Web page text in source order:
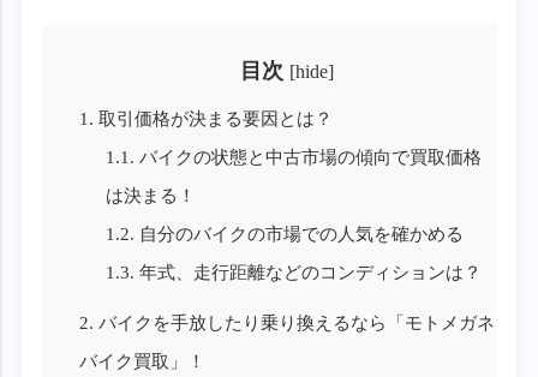
目次 [hide]
1. 取引価格が決まる要因とは？
1.1. バイクの状態と中古市場の傾向で買取価格
は決まる！
1.2. 自分のバイクの市場での人気を確かめる
1.3. 年式、走行距離などのコンディションは？
2. バイクを手放したり乗り換えるなら「モトメガネ
バイク買取」！